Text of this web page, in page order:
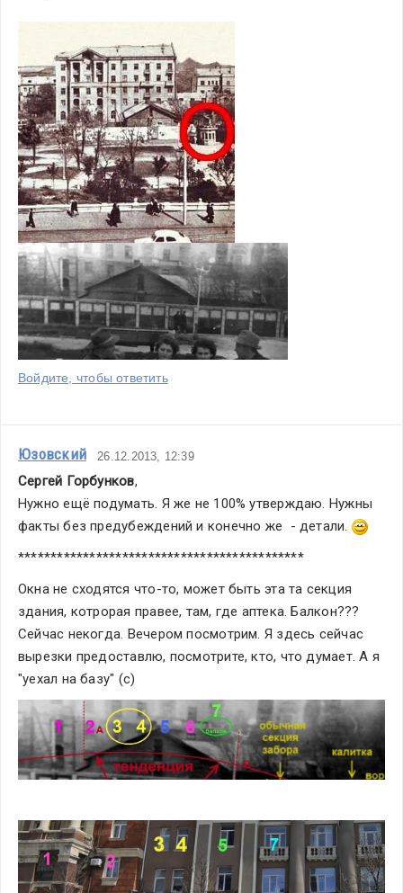
Войдите, чтобы ответить
Юзовский 26.12.2013, 12:39
Сергей Горбунков,
Нужно ещё подумать. Я же не 100% утверждаю. Нужны
факты без предубеждений и конечно же  - детали.
********************************************
Окна не сходятся что-то, может быть эта та секция
здания, котрорая правее, там, где аптека. Балкон???
Сейчас некогда. Вечером посмотрим. Я здесь сейчас
вырезки предоставлю, посмотрите, кто, что думает. А я
"уехал на базу" (с)